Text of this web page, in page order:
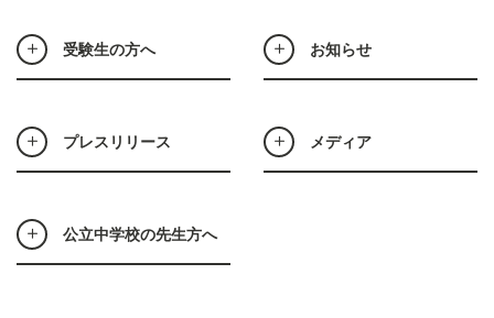
受験生の方へ お知らせ
プレスリリース メディア
公立中学校の先生方へ